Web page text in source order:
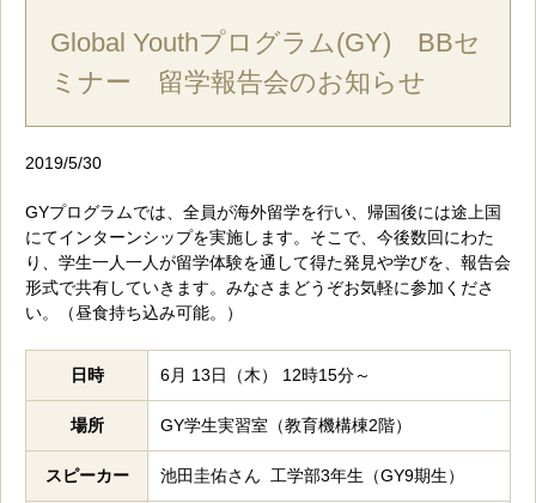
Global Youthプログラム(GY) BBセ
ミナー 留学報告会のお知らせ
2019/5/30
GYプログラムでは、全員が海外留学を行い、帰国後には途上国
にてインターンシップを実施します。そこで、今後数回にわた
り、学生一人一人が留学体験を通して得た発見や学びを、報告会
形式で共有していきます。みなさまどうぞお気軽に参加くださ
い。（昼食持ち込み可能。）
日時 6月 13日（木） 12時15分～
場所 GY学生実習室（教育機構棟2階）
スピーカー 池田圭佑さん 工学部3年生（GY9期生）